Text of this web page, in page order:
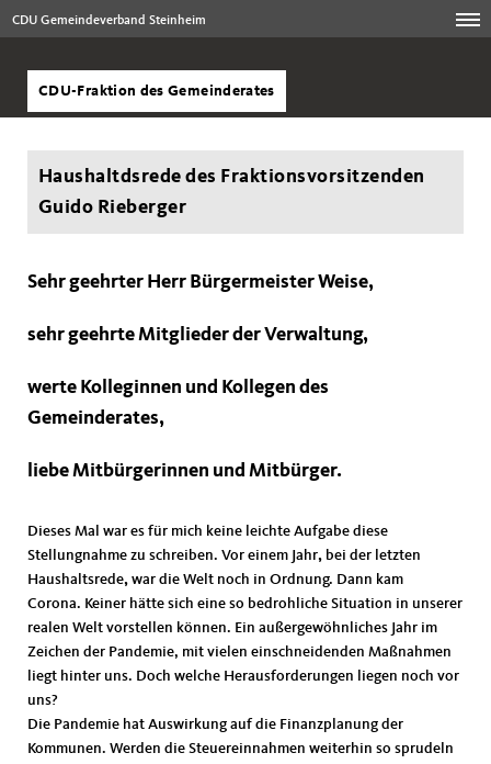
CDU Gemeindeverband Steinheim
CDU-Fraktion des Gemeinderates
Haushaltdsrede des Fraktionsvorsitzenden
Guido Rieberger
Sehr geehrter Herr Bürgermeister Weise,
sehr geehrte Mitglieder der Verwaltung,
werte Kolleginnen und Kollegen des
Gemeinderates,
liebe Mitbürgerinnen und Mitbürger.
Dieses Mal war es für mich keine leichte Aufgabe diese
Stellungnahme zu schreiben. Vor einem Jahr, bei der letzten
Haushaltsrede, war die Welt noch in Ordnung. Dann kam
Corona. Keiner hätte sich eine so bedrohliche Situation in unserer
realen Welt vorstellen können. Ein außergewöhnliches Jahr im
Zeichen der Pandemie, mit vielen einschneidenden Maßnahmen
liegt hinter uns. Doch welche Herausforderungen liegen noch vor
uns?
Die Pandemie hat Auswirkung auf die Finanzplanung der
Kommunen. Werden die Steuereinnahmen weiterhin so sprudeln